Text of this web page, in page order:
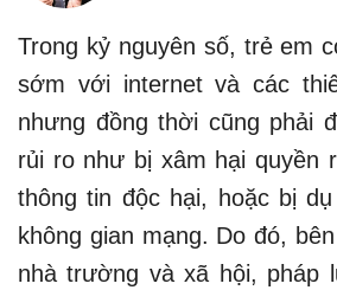
Trong kỷ nguyên số, trẻ em
sớm với internet và các
nhưng đồng thời cũng phải
rủi ro như bị xâm hại quyền
thông tin độc hại, hoặc bị
không gian mạng. Do đó,
nhà trường và xã hội, pháp